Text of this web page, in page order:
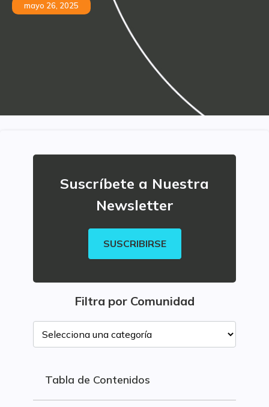
mayo 26, 2025
Suscríbete a Nuestra
Newsletter
SUSCRIBIRSE
Filtra por Comunidad
Tabla de Contenidos